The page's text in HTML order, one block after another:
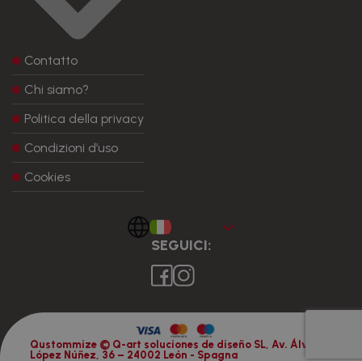
Contatto
Chi siamo?
Politica della privacy
Condizioni d’uso
Cookies
SEGUICI:
Qustommize © Q-art soluciones de diseño SL, Av. Álvaro
López Núñez, 36 – 24002 León - Spagna